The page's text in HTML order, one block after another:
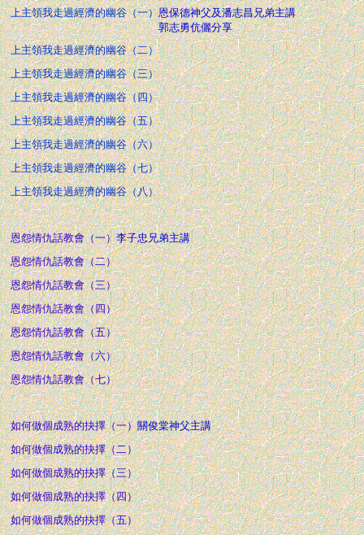
上主領我走過經濟的幽谷（一）恩保德神父及潘志昌兄弟主講
郭志勇伉儷分享
上主領我走過經濟的幽谷（二）
上主領我走過經濟的幽谷（三）
上主領我走過經濟的幽谷（四）
上主領我走過經濟的幽谷（五）
上主領我走過經濟的幽谷（六）
上主領我走過經濟的幽谷（七）
上主領我走過經濟的幽谷（八）
恩怨情仇話教會（一）李子忠兄弟主講
恩怨情仇話教會（二）
恩怨情仇話教會（三）
恩怨情仇話教會（四）
恩怨情仇話教會（五）
恩怨情仇話教會（六）
恩怨情仇話教會（七）
如何做個成熟的抉擇（一）關俊棠神父主講
如何做個成熟的抉擇（二）
如何做個成熟的抉擇（三）
如何做個成熟的抉擇（四）
如何做個成熟的抉擇（五）